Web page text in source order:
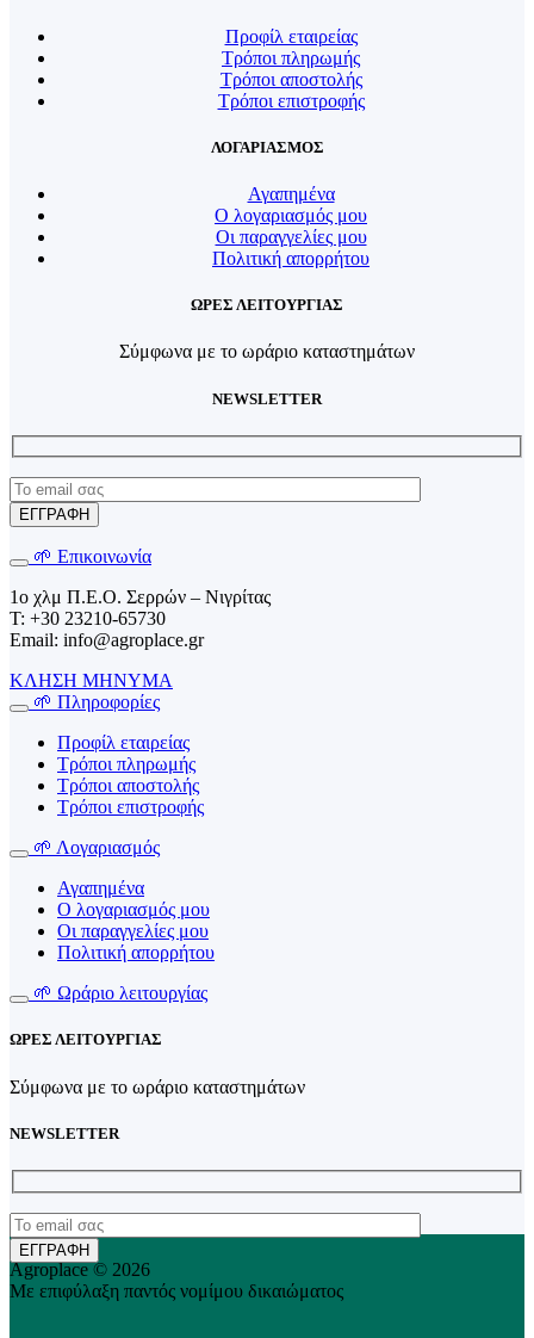
Προφίλ εταιρείας
Τρόποι πληρωμής
Τρόποι αποστολής
Τρόποι επιστροφής
ΛΟΓΑΡΙΑΣΜΟΣ
Αγαπημένα
Ο λογαριασμός μου
Οι παραγγελίες μου
Πολιτική απορρήτου
ΩΡΕΣ ΛΕΙΤΟΥΡΓΙΑΣ
Σύμφωνα με το ωράριο καταστημάτων
NEWSLETTER
🌱 Επικοινωνία
1o χλμ Π.Ε.Ο. Σερρών – Νιγρίτας
T: +30 23210-65730
Email: info@agroplace.gr
ΚΛΗΣΗ ΜΗΝΥΜΑ
🌱 Πληροφορίες
Προφίλ εταιρείας
Τρόποι πληρωμής
Τρόποι αποστολής
Τρόποι επιστροφής
🌱 Λογαριασμός
Αγαπημένα
Ο λογαριασμός μου
Οι παραγγελίες μου
Πολιτική απορρήτου
🌱 Ωράριο λειτουργίας
ΩΡΕΣ ΛΕΙΤΟΥΡΓΙΑΣ
Σύμφωνα με το ωράριο καταστημάτων
NEWSLETTER
Agroplace © 2026
Με επιφύλαξη παντός νομίμου δικαιώματος